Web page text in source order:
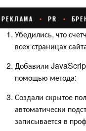
Убедились, что
всех страницах
Добавили
помощью метода:
Создали скрытое
автоматически
записывается в